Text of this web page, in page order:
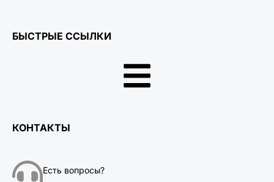
БЫСТРЫЕ ССЫЛКИ
КОНТАКТЫ
Есть вопросы?